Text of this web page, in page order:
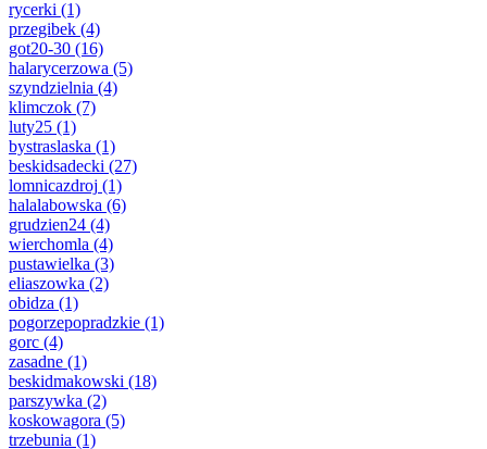
rycerki (1)
przegibek (4)
got20-30 (16)
halarycerzowa (5)
szyndzielnia (4)
klimczok (7)
luty25 (1)
bystraslaska (1)
beskidsadecki (27)
lomnicazdroj (1)
halalabowska (6)
grudzien24 (4)
wierchomla (4)
pustawielka (3)
eliaszowka (2)
obidza (1)
pogorzepopradzkie (1)
gorc (4)
zasadne (1)
beskidmakowski (18)
parszywka (2)
koskowagora (5)
trzebunia (1)